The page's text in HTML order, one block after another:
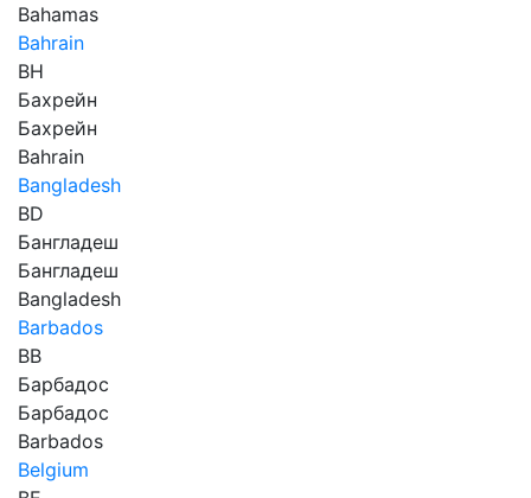
Bahamas
Bahrain
BH
Бахрейн
Бахрейн
Bahrain
Bangladesh
BD
Бангладеш
Бангладеш
Bangladesh
Barbados
BB
Барбадос
Барбадос
Barbados
Belgium